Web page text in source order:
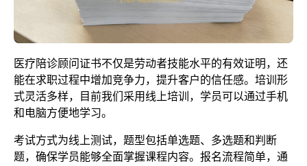
医疗陪诊顾问证书不仅是劳动者技能水平的有效证明，还
能在求职过程中增加竞争力，提升客户的信任感。培训形
式灵活多样，目前我们采用线上培训，学员可以通过手机
和电脑方便地学习。
考试方式为线上测试，题型包括单选题、多选题和判断
题，确保学员能够全面掌握课程内容。报名流程简单，通